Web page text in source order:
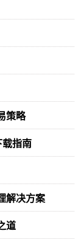
策略
载指南
解决方案
道